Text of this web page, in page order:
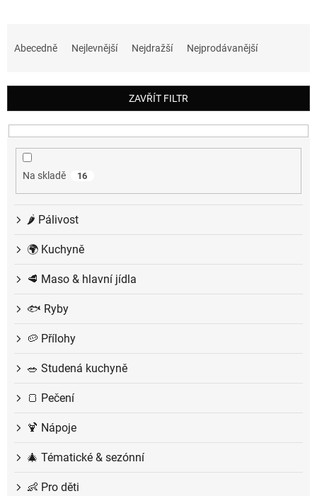
í
p
r
Abecedně Nejlevnější Nejdražší Nejprodávanější
ZAVŘÍT FILTR
Na skladě 16
🌶️ Pálivost
🌍 Kuchyně
🥩 Maso & hlavní jídla
🐟 Ryby
🥔 Přílohy
🥗 Studená kuchyně
🍞 Pečení
🍹 Nápoje
🎄 Tématické & sezónní
👶 Pro děti